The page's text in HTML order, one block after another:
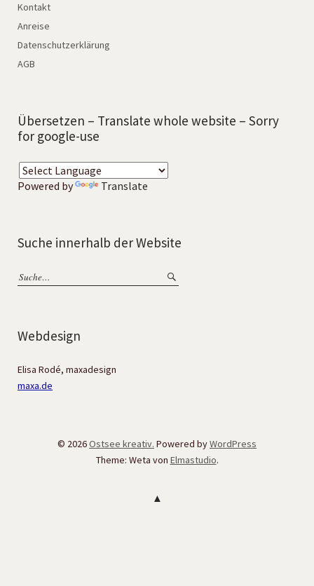
Kontakt
Anreise
Datenschutzerklärung
AGB
Übersetzen – Translate whole website – Sorry
for google-use
Powered by Translate
Suche innerhalb der Website
Webdesign
Elisa Rodé, maxadesign
maxa.de
© 2026Ostsee kreativ. Powered byWordPress
Theme: Weta von Elmastudio.